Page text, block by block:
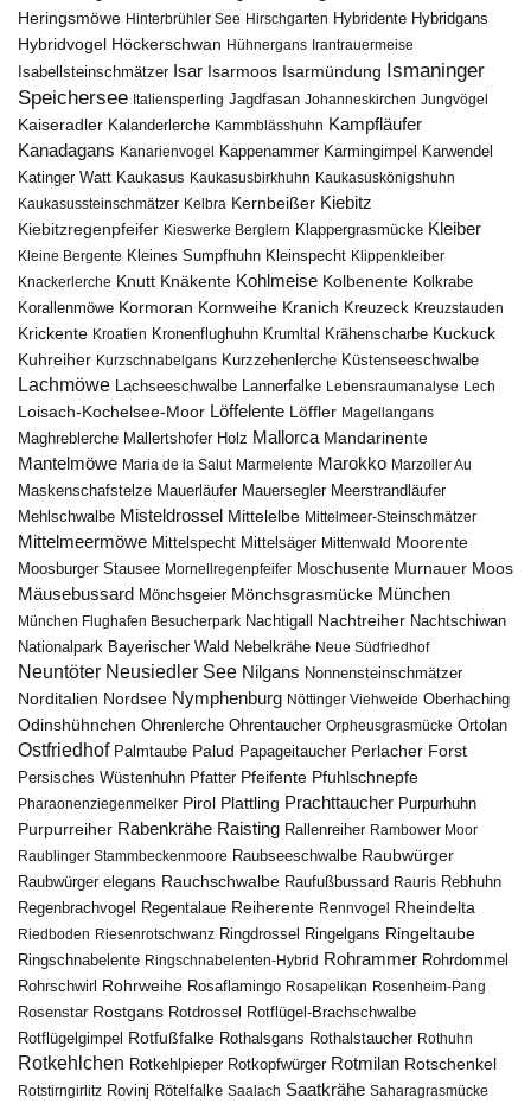
Heringsmöwe Hinterbrühler See Hirschgarten Hybridente Hybridgans
Hybridvogel Höckerschwan Hühnergans Irantrauermeise
Isabellsteinschmätzer Isar Isarmoos Isarmündung Ismaninger
Speichersee Italiensperling Jagdfasan Johanneskirchen Jungvögel
Kaiseradler Kalanderlerche Kammblässhuhn Kampfläufer
Kanadagans Kanarienvogel Kappenammer Karmingimpel Karwendel
Katinger Watt Kaukasus Kaukasusbirkhuhn Kaukasuskönigshuhn
Kaukasussteinschmätzer Kelbra Kernbeißer Kiebitz
Kiebitzregenpfeifer Kieswerke Berglern Klappergrasmücke Kleiber
Kleine Bergente Kleines Sumpfhuhn Kleinspecht Klippenkleiber
Knackerlerche Knutt Knäkente Kohlmeise Kolbenente Kolkrabe
Korallenmöwe Kormoran Kornweihe Kranich Kreuzeck Kreuzstauden
Krickente Kroatien Kronenflughuhn Krumltal Krähenscharbe Kuckuck
Kuhreiher Kurzschnabelgans Kurzzehenlerche Küstenseeschwalbe
Lachmöwe Lachseeschwalbe Lannerfalke Lebensraumanalyse Lech
Loisach-Kochelsee-Moor Löffelente Löffler Magellangans
Maghreblerche Mallertshofer Holz Mallorca Mandarinente
Mantelmöwe Maria de la Salut Marmelente Marokko Marzoller Au
Maskenschafstelze Mauerläufer Mauersegler Meerstrandläufer
Mehlschwalbe Misteldrossel Mittelelbe Mittelmeer-Steinschmätzer
Mittelmeermöwe Mittelspecht Mittelsäger Mittenwald Moorente
Moosburger Stausee Mornellregenpfeifer Moschusente Murnauer Moos
Mäusebussard Mönchsgeier Mönchsgrasmücke München
München Flughafen Besucherpark Nachtigall Nachtreiher Nachtschiwan
Nationalpark Bayerischer Wald Nebelkrähe Neue Südfriedhof
Neuntöter Neusiedler See Nilgans Nonnensteinschmätzer
Norditalien Nordsee Nymphenburg Nöttinger Viehweide Oberhaching
Odinshühnchen Ohrenlerche Ohrentaucher Orpheusgrasmücke Ortolan
Ostfriedhof Palmtaube Palud Papageitaucher Perlacher Forst
Persisches Wüstenhuhn Pfatter Pfeifente Pfuhlschnepfe
Pharaonenziegenmelker Pirol Plattling Prachttaucher Purpurhuhn
Purpurreiher Rabenkrähe Raisting Rallenreiher Rambower Moor
Raublinger Stammbeckenmoore Raubseeschwalbe Raubwürger
Raubwürger elegans Rauchschwalbe Raufußbussard Rauris Rebhuhn
Regenbrachvogel Regentalaue Reiherente Rennvogel Rheindelta
Riedboden Riesenrotschwanz Ringdrossel Ringelgans Ringeltaube
Ringschnabelente Ringschnabelenten-Hybrid Rohrammer Rohrdommel
Rohrschwirl Rohrweihe Rosaflamingo Rosapelikan Rosenheim-Pang
Rosenstar Rostgans Rotdrossel
Rotflügel-Brachschwalbe
Rotflügelgimpel Rotfußfalke Rothalsgans Rothalstaucher Rothuhn
Rotkehlchen Rotkehlpieper Rotkopfwürger Rotmilan Rotschenkel
Rotstirngirlitz Rovinj Rötelfalke Saalach Saatkrähe Saharagrasmücke